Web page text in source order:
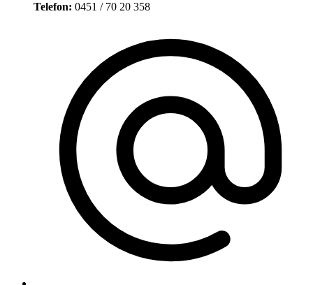
Telefon: 0451 / 70 20 358